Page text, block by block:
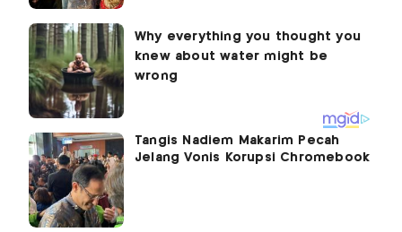
Tangis Nadiem Makarim Pecah
Jelang Vonis Korupsi Chromebook